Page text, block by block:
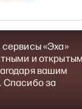
«Эха»
и
вашим
Спасибо за